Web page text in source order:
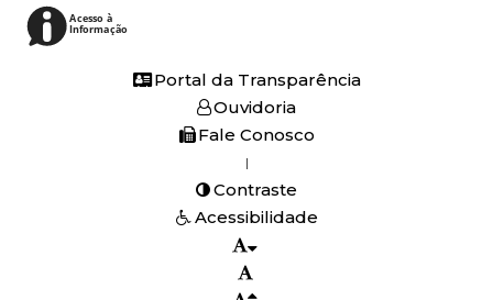
Acesso à
Informação
Portal da Transparência
Ouvidoria
Fale Conosco
|
Contraste
Acessibilidade